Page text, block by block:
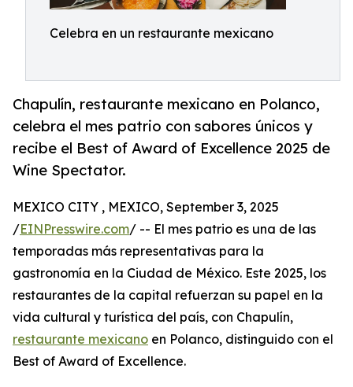
Celebra en un restaurante mexicano
Chapulín, restaurante mexicano en Polanco,
celebra el mes patrio con sabores únicos y
recibe el Best of Award of Excellence 2025 de
Wine Spectator.
MEXICO CITY , MEXICO, September 3, 2025
/EINPresswire.com/ -- El mes patrio es una de las
temporadas más representativas para la
gastronomía en la Ciudad de México. Este 2025, los
restaurantes de la capital refuerzan su papel en la
vida cultural y turística del país, con Chapulín,
restaurante mexicano en Polanco, distinguido con el
Best of Award of Excellence.